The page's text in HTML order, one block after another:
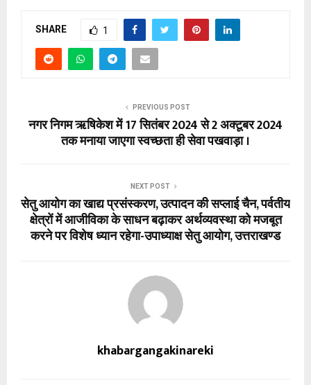
SHARE 1
PREVIOUS POST
नगर निगम ऋषिकेश में 17 सितंबर 2024 से 2 अक्टूबर 2024
तक मनाया जाएगा स्वच्छता ही सेवा पखवाड़ा ।
NEXT POST
सेतु आयोग का खाद्य प्रसंस्करण, उत्पादन की सप्लाई चैन, पर्वतीय
क्षेत्रों में आजीविका के साधन बढ़ाकर अर्थव्यवस्था को मजबूत
करने पर विशेष ध्यान रहेगा-उपाध्याक्ष सेतु आयोग, उत्तराखण्ड
khabargangakinareki